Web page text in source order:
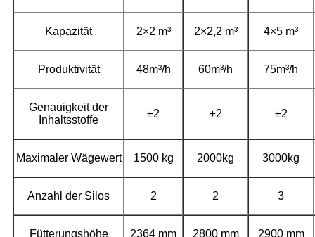
Kapazität 2×2 m³ 2×2,2 m³ 4×5 m³
Produktivität 48m³/h 60m³/h 75m³/h
Genauigkeit der
Inhaltsstoffe
±2 ±2 ±2
Maximaler Wägewert 1500 kg 2000kg 3000kg
Anzahl der Silos 2 2 3
Fütterungshöhe 2364 mm 2800 mm 2900 mm